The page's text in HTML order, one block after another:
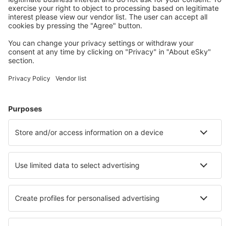
Cazarea preferată
Alege din peste 1,3 mil. de opţiuni: hoteluri, cabane,
Cele mai căutate cazări de către utilizatorii eSky
Cazare în Cannes
Cazare în Nisa Cazare în Paris Cazare în Frejus
Cazare în Albi Cazare în Perros-Guirec
Cazare în Collioure Cazare în Gujan Mestras